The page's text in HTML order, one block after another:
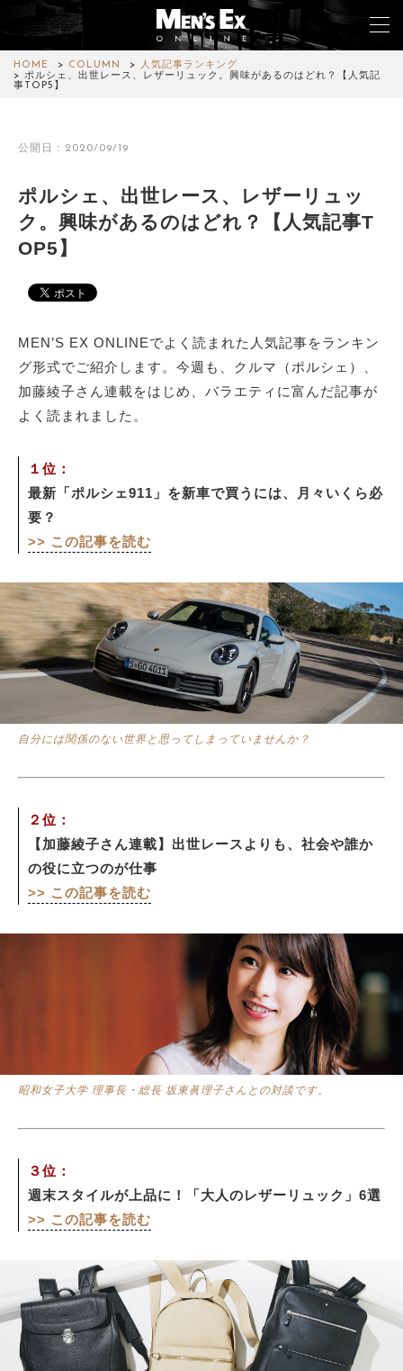
HOME COLUMN
人気記事ランキング
ポルシェ、出世レース、レザーリュック。興味があるのはどれ？【人気記
事TOP5】
公開日：2020/09/19
ポルシェ、出世レース、レザーリュッ
ク。興味があるのはどれ？【人気記事T
OP5】
MEN’S EX ONLINEでよく読まれた人気記事をランキン
グ形式でご紹介します。今週も、クルマ（ポルシェ）、
加藤綾子さん連載をはじめ、バラエティに富んだ記事が
よく読まれました。
１位：
最新「ポルシェ911」を新車で買うには、月々いくら必
要？
>> この記事を読む
自分には関係のない世界と思ってしまっていませんか？
２位：
【加藤綾子さん連載】出世レースよりも、社会や誰か
の役に立つのが仕事
>> この記事を読む
昭和女子大学 理事長・総長 坂東眞理子さんとの対談です。
３位：
週末スタイルが上品に！「大人のレザーリュック」6選
>> この記事を読む
FASHION
WATCH
CAR&BIKE
MAGAZINE
ABOUT SITE